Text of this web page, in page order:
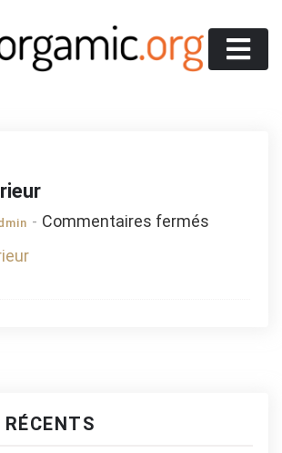
Commentaires fermés